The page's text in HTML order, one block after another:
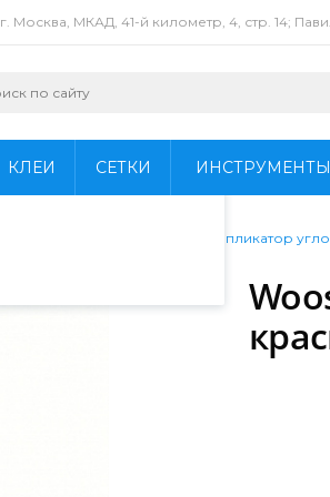
и
.
г. Москва, МКАД, 41-й километр, 4, стр. 14;
КЛЕИ СЕТКИ ИНСТРУМЕНТЫ
Wooster Аппликатор